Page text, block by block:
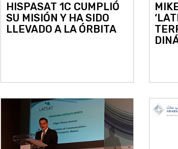
HISPASAT 1C CUMPLIÓ
SU MISIÓN Y HA SIDO
LLEVADO A LA ÓRBITA